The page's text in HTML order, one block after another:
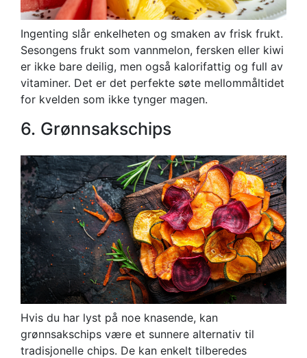
Ingenting slår enkelheten og smaken av frisk frukt.
Sesongens frukt som vannmelon, fersken eller kiwi
er ikke bare deilig, men også kalorifattig og full av
vitaminer. Det er det perfekte søte mellommåltidet
for kvelden som ikke tynger magen.
6. Grønnsakschips
Hvis du har lyst på noe knasende, kan
grønnsakschips være et sunnere alternativ til
tradisjonelle chips. De kan enkelt tilberedes